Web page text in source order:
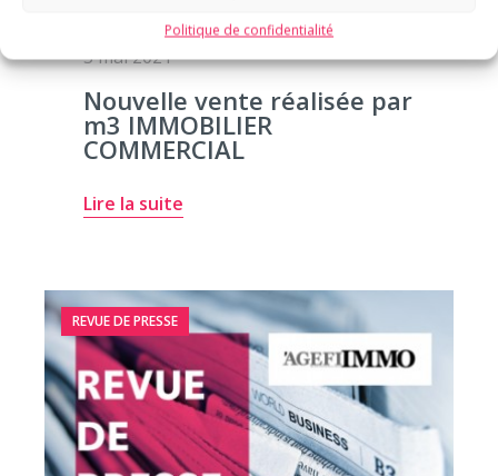
Politique de confidentialité
3 mai 2021
Nouvelle vente réalisée par
m3 IMMOBILIER
COMMERCIAL
Lire la suite
REVUE DE PRESSE